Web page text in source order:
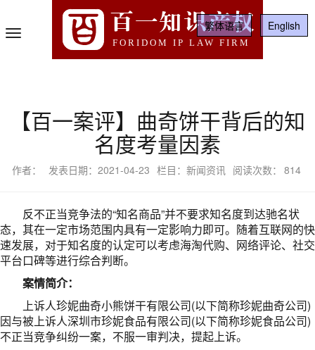
百一知识产权
FORIDOM IP LAW FIRM
English
繁体语言
Toggle
Navigation
【百一案评】曲奇饼干背后的知
名度考量因素
作者： 发表日期：2021-04-23 栏目：新闻资讯 阅读次数： 814
反不正当竞争法的“知名商品”并不要求知名度到达驰名状
态，其在一定市场范围内具有一定影响力即可。随着互联网的快
速发展，对于知名度的认定可以考虑海淘代购、网络评论、社交
平台口碑等进行综合判断。
案情简介：
上诉人珍妮曲奇小熊饼干有限公司(以下简称珍妮曲奇公司)
因与被上诉人深圳市珍妮食品有限公司(以下简称珍妮食品公司)
不正当竞争纠纷一案，不服一审判决，提起上诉。